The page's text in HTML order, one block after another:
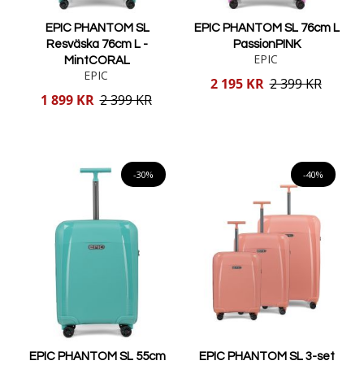
EPIC PHANTOM SL
Resväska 76cm L -
MintCORAL
EPIC
Reducerat
1 899 KR 2 399 KR
EPIC PHANTOM SL 76cm L
PassionPINK
EPIC
Reducerat
2 195 KR 2 399 KR
-30%
EPIC PHANTOM SL 55cm
-40%
EPIC PHANTOM SL 3-set